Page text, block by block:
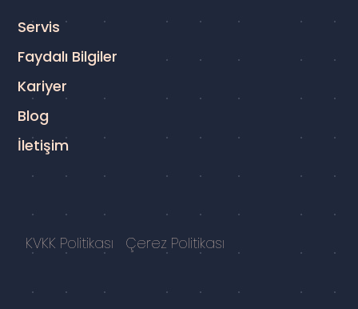
Servis
Faydalı Bilgiler
Kariyer
Blog
İletişim
KVKK Politikası Çerez Politikası